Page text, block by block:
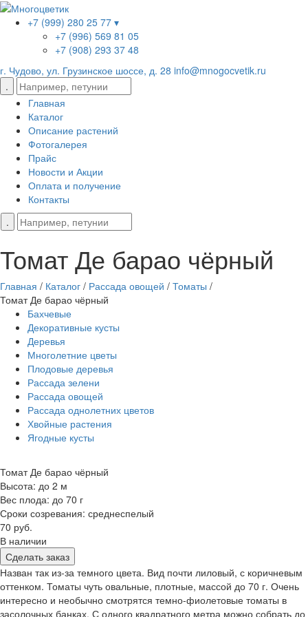
+7 (999) 280 25 77 ▾
+7 (996) 569 81 05
+7 (908) 293 37 48
г. Чудово, ул. Грузинское шоссе, д. 28 info@mnogocvetik.ru
Главная
Каталог
Описание растений
Фотогалерея
Прайс
Новости и Акции
Оплата и получение
Контакты
Томат Де барао чёрный
Главная / Каталог / Рассада овощей / Томаты /
Томат Де барао чёрный
Бахчевые
Декоративные кусты
Деревья
Многолетние цветы
Плодовые деревья
Рассада зелени
Рассада овощей
Рассада однолетних цветов
Хвойные растения
Ягодные кусты
Томат Де барао чёрный
Высота: до 2 м
Вес плода: до 70 г
Сроки созревания: среднеспелый
70 руб.
В наличии
Сделать заказ
Назван так из-за темного цвета. Вид почти лиловый, с коричневым
оттенком. Томаты чуть овальные, плотные, массой до 70 г. Очень
интересно и необычно смотрятся темно-фиолетовые томаты в
засолочных банках. С одного квадратного метра можно собрать до